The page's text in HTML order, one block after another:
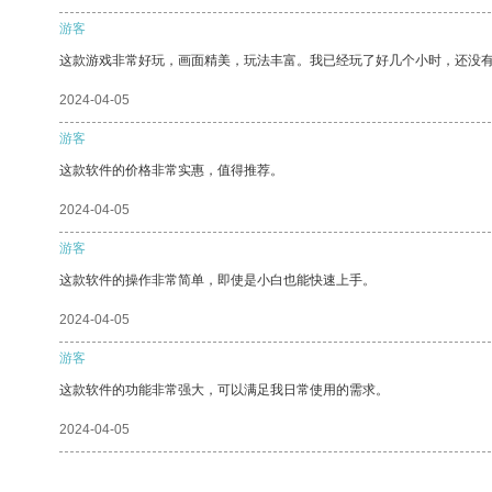
游客
这款游戏非常好玩，画面精美，玩法丰富。我已经玩了好几个小时，还没
2024-04-05
游客
这款软件的价格非常实惠，值得推荐。
2024-04-05
游客
这款软件的操作非常简单，即使是小白也能快速上手。
2024-04-05
游客
这款软件的功能非常强大，可以满足我日常使用的需求。
2024-04-05